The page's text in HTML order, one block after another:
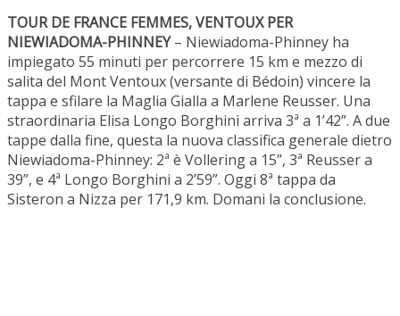
TOUR DE FRANCE FEMMES, VENTOUX PER
NIEWIADOMA-PHINNEY– Niewiadoma-Phinney ha
impiegato 55 minuti per percorrere 15 km e mezzo di
salita del Mont Ventoux (versante di Bédoin) vincere la
tappa e sfilare la Maglia Gialla a Marlene Reusser. Una
straordinaria Elisa Longo Borghini arriva 3ª a 1’42”. A due
tappe dalla fine, questa la nuova classifica generale dietro
Niewiadoma-Phinney: 2ª è Vollering a 15”, 3ª Reusser a
39”, e 4ª Longo Borghini a 2’59”. Oggi 8ª tappa da
Sisteron a Nizza per 171,9 km. Domani la conclusione.